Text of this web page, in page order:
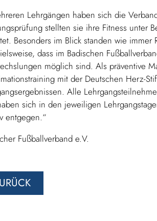
Lehrgängen haben sich die
stellten sie ihre Fitness unter
Besonders im Blick standen wie
dass im Badischen
möglich sind. Als präventive
mit der Deutschen Herz-
Alle
sich in den jeweiligen
entgegen.“
Fußballverband e.V.